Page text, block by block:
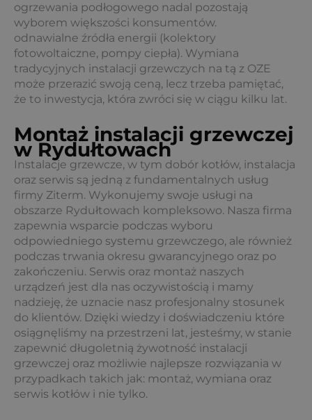
ogrzewania podłogowego nadal pozostają
wyborem większości konsumentów.
odnawialne źródła energii (kolektory
fotowoltaiczne, pompy ciepła). Wymiana
tradycyjnych instalacji grzewczych na tą z OZE
może przerazić swoją ceną, lecz trzeba pamiętać,
że to inwestycja, która zwróci się w ciągu kilku lat.
Montaż instalacji grzewczej
w Rydułtowach
Instalacje grzewcze, w tym dobór kotłów, instalacja
oraz serwis są jedną z fundamentalnych usług
firmy Ziterm. Wykonujemy swoje usługi na
obszarze Rydułtowach kompleksowo. Nasza firma
zapewnia wsparcie podczas wyboru
odpowiedniego systemu grzewczego, ale również
podczas trwania okresu gwarancyjnego oraz po
zakończeniu. Serwis oraz montaż naszych
urządzeń jest dla nas oczywistością i mamy
nadzieję, że uznacie nasz profesjonalny stosunek
do klientów. Dzięki wiedzy i doświadczeniu które
osiągnęliśmy na przestrzeni lat, jesteśmy, w stanie
zapewnić długoletnią żywotność instalacji
grzewczej oraz możliwie najlepsze rozwiązania w
przypadkach takich jak: montaż, wymiana oraz
serwis kotłów i nie tylko.